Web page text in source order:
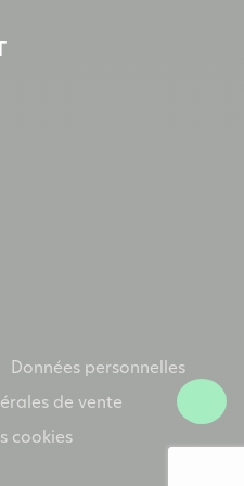
Données personnelles
de vente
cookies